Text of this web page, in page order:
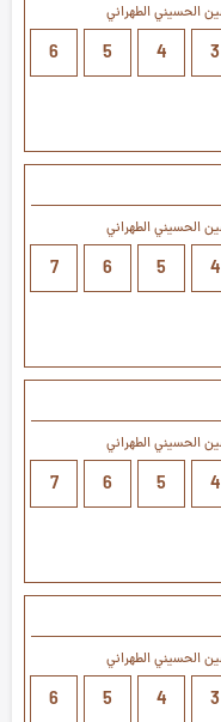
الحسيني الطهراني
3
4
5
6
الحسيني الطهراني
4
5
6
7
الحسيني الطهراني
4
5
6
7
الحسيني الطهراني
3
4
5
6